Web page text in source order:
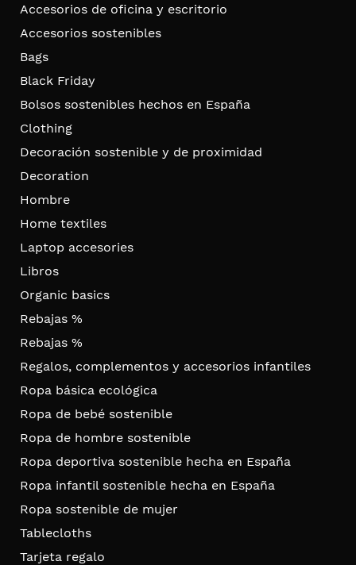
Accesorios de oficina y escritorio
Accesorios sostenibles
Bags
Black Friday
Bolsos sostenibles hechos en España
Clothing
Decoración sostenible y de proximidad
Decoration
Hombre
Home textiles
Laptop accesories
Libros
Organic basics
Rebajas %
Rebajas %
Regalos, complementos y accesorios infantiles
Ropa básica ecológica
Ropa de bebé sostenible
Ropa de hombre sostenible
Ropa deportiva sostenible hecha en España
Ropa infantil sostenible hecha en España
Ropa sostenible de mujer
Tablecloths
Tarjeta regalo